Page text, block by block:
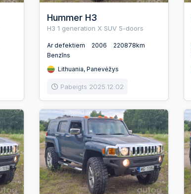
Hummer H3
H3 1 generation X SUV 5-doors
Ar defektiem 2006
220878km
Benzīns
Lithuania, Panevėžys
Pabeigts 2025.12.02